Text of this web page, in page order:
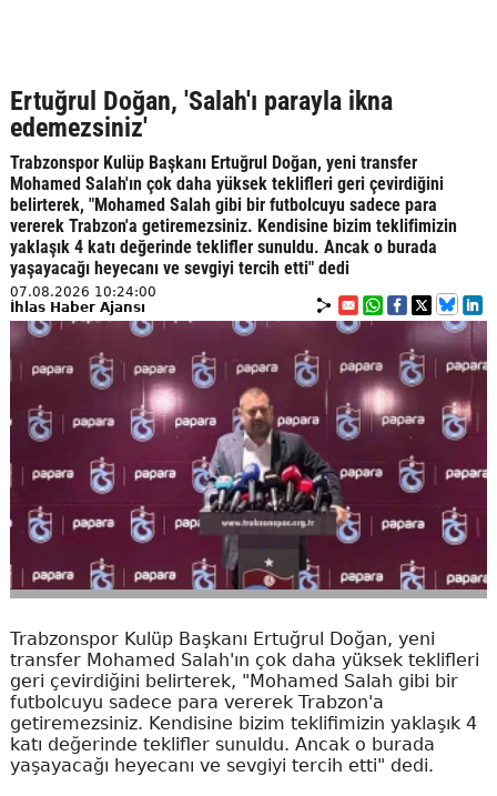
Ertuğrul Doğan, 'Salah'ı parayla ikna
edemezsiniz'
Trabzonspor Kulüp Başkanı Ertuğrul Doğan, yeni transfer
Mohamed Salah'ın çok daha yüksek teklifleri geri çevirdiğini
belirterek, "Mohamed Salah gibi bir futbolcuyu sadece para
vererek Trabzon'a getiremezsiniz. Kendisine bizim teklifimizin
yaklaşık 4 katı değerinde teklifler sunuldu. Ancak o burada
yaşayacağı heyecanı ve sevgiyi tercih etti" dedi
07.08.2026 10:24:00
İhlas Haber Ajansı
Trabzonspor Kulüp Başkanı Ertuğrul Doğan, yeni
transfer Mohamed Salah'ın çok daha yüksek teklifleri
geri çevirdiğini belirterek, "Mohamed Salah gibi bir
futbolcuyu sadece para vererek Trabzon'a
getiremezsiniz. Kendisine bizim teklifimizin yaklaşık 4
katı değerinde teklifler sunuldu. Ancak o burada
yaşayacağı heyecanı ve sevgiyi tercih etti" dedi.